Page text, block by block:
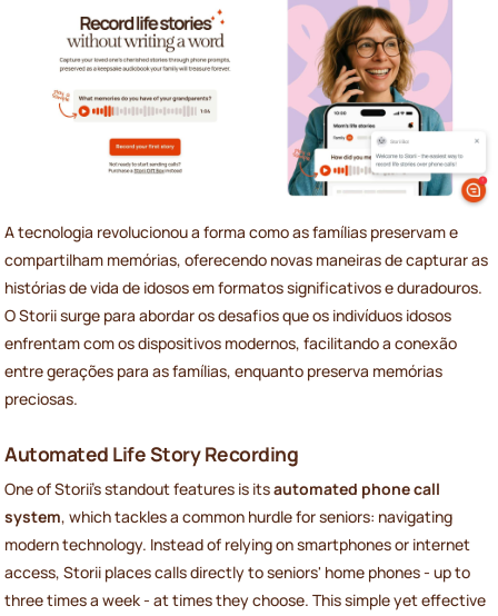
A tecnologia revolucionou a forma como as famílias preservam e
compartilham memórias, oferecendo novas maneiras de capturar as
histórias de vida de idosos em formatos significativos e duradouros.
O Storii surge para abordar os desafios que os indivíduos idosos
enfrentam com os dispositivos modernos, facilitando a conexão
entre gerações para as famílias, enquanto preserva memórias
preciosas.
Automated Life Story Recording
One of Storii's standout features is itsautomated phone call
system, which tackles a common hurdle for seniors: navigating
modern technology. Instead of relying on smartphones or internet
access, Storii places calls directly to seniors' home phones - up to
three times a week - at times they choose. This simple yet effective